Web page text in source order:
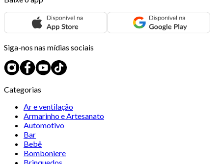
Siga-nos nas mídias sociais
Categorias
Ar e ventilação
Armarinho e Artesanato
Automotivo
Bar
Bebê
Bomboniere